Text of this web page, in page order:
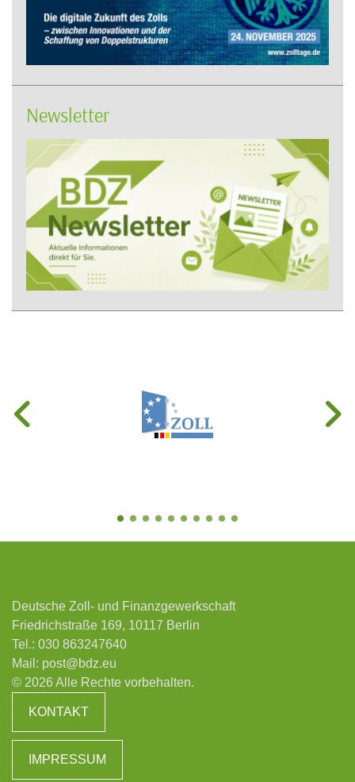
Newsletter
Deutsche Zoll- und Finanzgewerkschaft
Friedrichstraße 169, 10117 Berlin
Tel.: 030 863247640
Mail: post@bdz.eu
© 2026 Alle Rechte vorbehalten.
KONTAKT
IMPRESSUM